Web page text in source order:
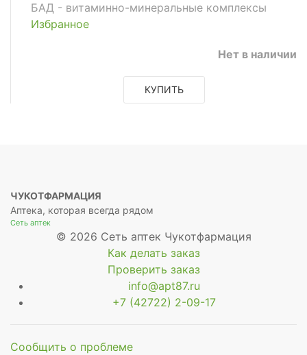
БАД - витаминно-минеральные комплексы
Избранное
Нет в наличии
КУПИТЬ
ЧУКОТФАРМАЦИЯ
Аптека, которая всегда рядом
Сеть аптек
© 2026 Сеть аптек Чукотфармация
Как делать заказ
Проверить заказ
info@apt87.ru
+7 (42722) 2-09-17
Сообщить о проблеме